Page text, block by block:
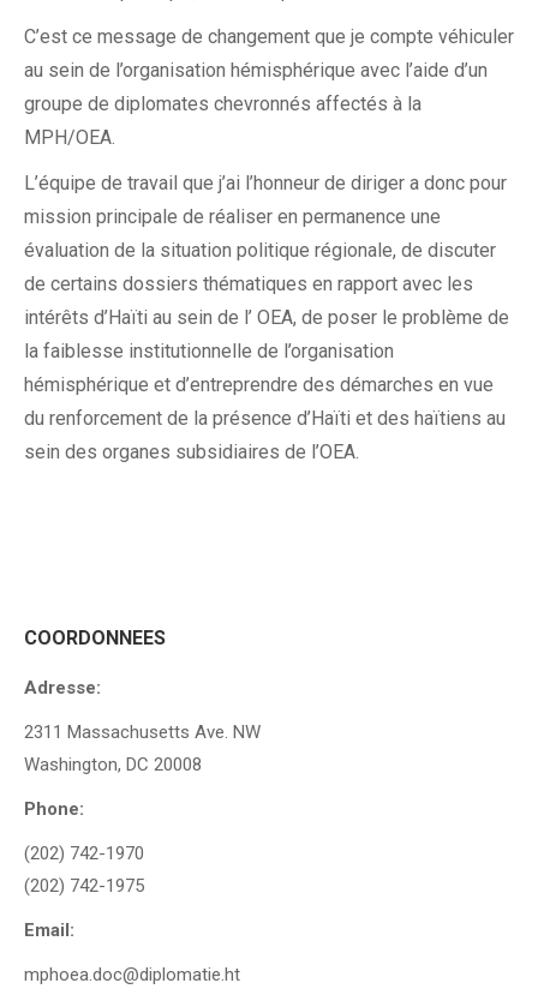
C’est ce message de changement que je compte véhiculer
au sein de l’organisation hémisphérique avec l’aide d’un
groupe de diplomates chevronnés affectés à la
MPH/OEA.
L’équipe de travail que j’ai l’honneur de diriger a donc pour
mission principale de réaliser en permanence une
évaluation de la situation politique régionale, de discuter
de certains dossiers thématiques en rapport avec les
intérêts d’Haïti au sein de l’ OEA, de poser le problème de
la faiblesse institutionnelle de l’organisation
hémisphérique et d’entreprendre des démarches en vue
du renforcement de la présence d’Haïti et des haïtiens au
sein des organes subsidiaires de l’OEA.
COORDONNEES
Adresse:
2311 Massachusetts Ave. NW
Washington, DC 20008
Phone:
(202) 742-1970
(202) 742-1975
Email:
mphoea.doc@diplomatie.ht